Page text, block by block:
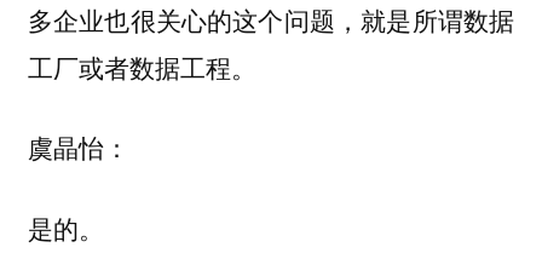
多企业也很关心的这个问题，就是所谓数据
工厂或者数据工程。
虞晶怡：
是的。